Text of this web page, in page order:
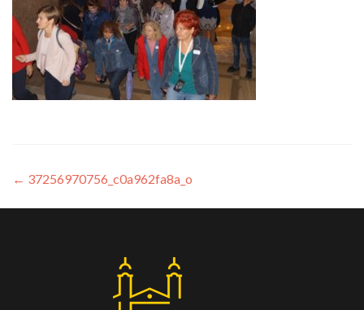
← 37256970756_c0a962fa8a_o